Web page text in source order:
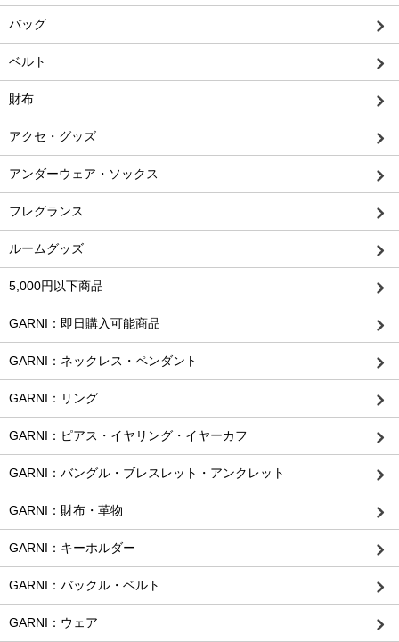
バッグ
ベルト
財布
アクセ・グッズ
アンダーウェア・ソックス
フレグランス
ルームグッズ
5,000円以下商品
GARNI：即日購入可能商品
GARNI：ネックレス・ペンダント
GARNI：リング
GARNI：ピアス・イヤリング・イヤーカフ
GARNI：バングル・ブレスレット・アンクレット
GARNI：財布・革物
GARNI：キーホルダー
GARNI：バックル・ベルト
GARNI：ウェア